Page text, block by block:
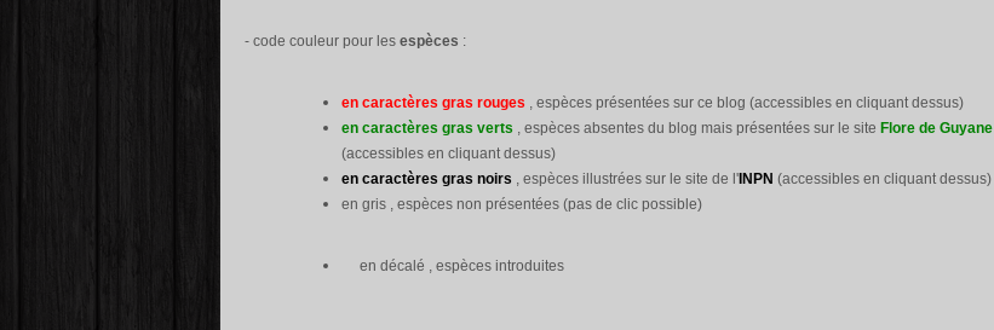
- code couleur pour les espèces :
en caractères gras rouges , espèces présentées sur ce blog (accessibles en cliquant dessus)
en caractères gras verts , espèces absentes du blog mais présentées sur le site Flore de Guyane
(accessibles en cliquant dessus)
en caractères gras noirs , espèces illustrées sur le site de l' INPN (accessibles en cliquant dessus)
en gris , espèces non présentées (pas de clic possible)
en décalé , espèces introduites